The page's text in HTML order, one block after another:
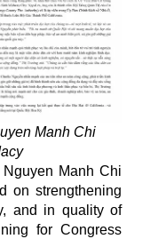
Manh Chi
Nguyen Manh Chi
on strengthening
and in quality of
for Congress